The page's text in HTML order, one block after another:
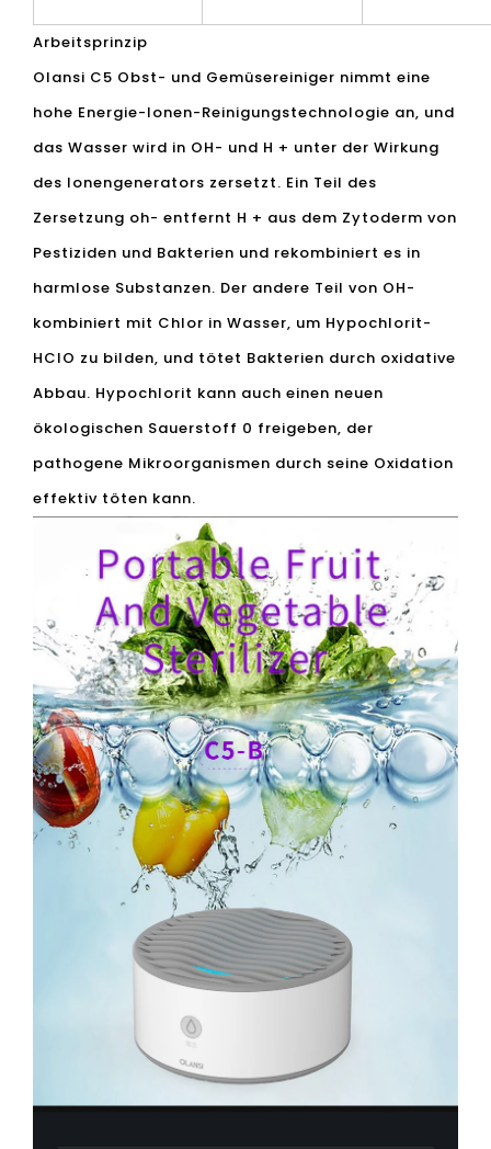
Arbeitsprinzip
Olansi C5 Obst- und Gemüsereiniger nimmt eine
hohe Energie-Ionen-Reinigungstechnologie an, und
das Wasser wird in OH- und H + unter der Wirkung
des Ionengenerators zersetzt. Ein Teil des
Zersetzung oh- entfernt H + aus dem Zytoderm von
Pestiziden und Bakterien und rekombiniert es in
harmlose Substanzen. Der andere Teil von OH-
kombiniert mit Chlor in Wasser, um Hypochlorit-
HCIO zu bilden, und tötet Bakterien durch oxidative
Abbau. Hypochlorit kann auch einen neuen
ökologischen Sauerstoff 0 freigeben, der
pathogene Mikroorganismen durch seine Oxidation
effektiv töten kann.